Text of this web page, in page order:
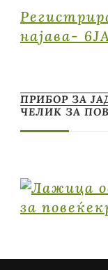
најава-
ПРИБОР ЗА
ЧЕЛИК ЗА